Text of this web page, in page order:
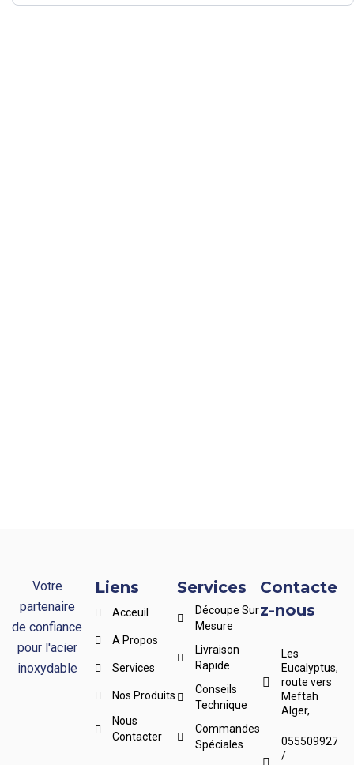
Votre
partenaire
de confiance
pour l'acier
inoxydable
Liens
Acceuil
A Propos
Services
Nos Produits
Nous
Contacter
Services
Découpe Sur
Mesure
Livraison
Rapide
Conseils
Technique
Commandes
Spéciales
Contacte
z-nous
Les
Eucalyptus,
route vers
Meftah
Alger,
0555099276
/